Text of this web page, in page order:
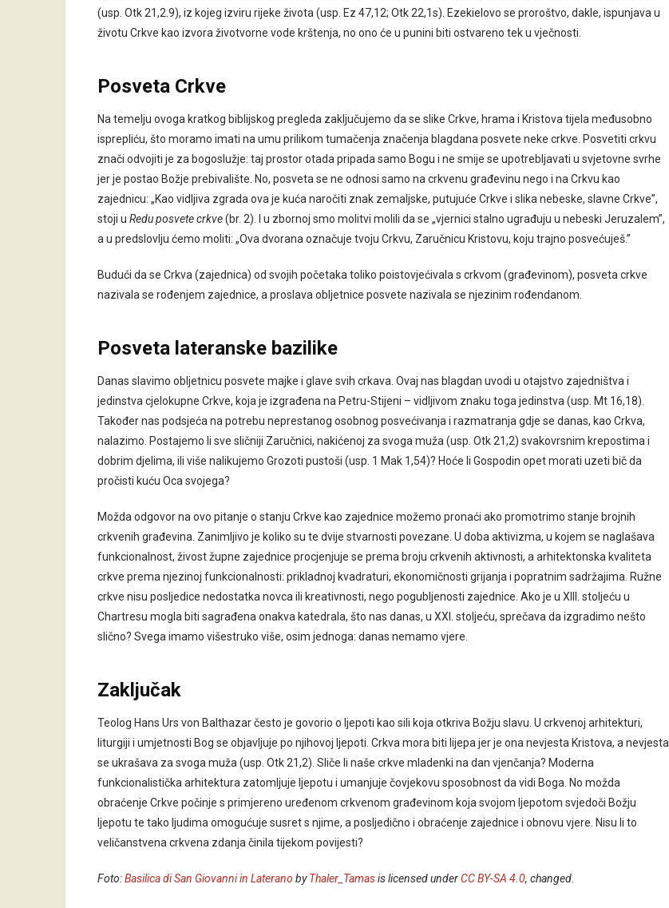
(usp. Otk 21,2.9), iz kojeg izviru rijeke života (usp. Ez 47,12; Otk 22,1s). Ezekielovo se proroštvo, dakle, ispunjava u
životu Crkve kao izvora životvorne vode krštenja, no ono će u punini biti ostvareno tek u vječnosti.
Posveta Crkve
Na temelju ovoga kratkog biblijskog pregleda zaključujemo da se slike Crkve, hrama i Kristova tijela međusobno
isprepliću, što moramo imati na umu prilikom tumačenja značenja blagdana posvete neke crkve. Posvetiti crkvu
znači odvojiti je za bogoslužje: taj prostor otada pripada samo Bogu i ne smije se upotrebljavati u svjetovne svrhe
jer je postao Božje prebivalište. No, posveta se ne odnosi samo na crkvenu građevinu nego i na Crkvu kao
zajednicu: „Kao vidljiva zgrada ova je kuća naročiti znak zemaljske, putujuće Crkve i slika nebeske, slavne Crkve”,
stoji u Redu posvete crkve(br. 2). I u zbornoj smo molitvi molili da se „vjernici stalno ugrađuju u nebeski Jeruzalem”,
a u predslovlju ćemo moliti: „Ova dvorana označuje tvoju Crkvu, Zaručnicu Kristovu, koju trajno posvećuješ.”
Budući da se Crkva (zajednica) od svojih početaka toliko poistovjećivala s crkvom (građevinom), posveta crkve
nazivala se rođenjem zajednice, a proslava obljetnice posvete nazivala se njezinim rođendanom.
Posveta lateranske bazilike
Danas slavimo obljetnicu posvete majke i glave svih crkava. Ovaj nas blagdan uvodi u otajstvo zajedništva i
jedinstva cjelokupne Crkve, koja je izgrađena na Petru-Stijeni – vidljivom znaku toga jedinstva (usp. Mt 16,18).
Također nas podsjeća na potrebu neprestanog osobnog posvećivanja i razmatranja gdje se danas, kao Crkva,
nalazimo. Postajemo li sve sličniji Zaručnici, nakićenoj za svoga muža (usp. Otk 21,2) svakovrsnim krepostima i
dobrim djelima, ili više nalikujemo Grozoti pustoši (usp. 1 Mak 1,54)? Hoće li Gospodin opet morati uzeti bič da
pročisti kuću Oca svojega?
Možda odgovor na ovo pitanje o stanju Crkve kao zajednice možemo pronaći ako promotrimo stanje brojnih
crkvenih građevina. Zanimljivo je koliko su te dvije stvarnosti povezane. U doba aktivizma, u kojem se naglašava
funkcionalnost, živost župne zajednice procjenjuje se prema broju crkvenih aktivnosti, a arhitektonska kvaliteta
crkve prema njezinoj funkcionalnosti: prikladnoj kvadraturi, ekonomičnosti grijanja i popratnim sadržajima. Ružne
crkve nisu posljedice nedostatka novca ili kreativnosti, nego pogubljenosti zajednice. Ako je u XIII. stoljeću u
Chartresu mogla biti sagrađena onakva katedrala, što nas danas, u XXI. stoljeću, sprečava da izgradimo nešto
slično? Svega imamo višestruko više, osim jednoga: danas nemamo vjere.
Zaključak
Teolog Hans Urs von Balthazar često je govorio o ljepoti kao sili koja otkriva Božju slavu. U crkvenoj arhitekturi,
liturgiji i umjetnosti Bog se objavljuje po njihovoj ljepoti. Crkva mora biti lijepa jer je ona nevjesta Kristova, a nevjesta
se ukrašava za svoga muža (usp. Otk 21,2). Sliče li naše crkve mladenki na dan vjenčanja? Moderna
funkcionalistička arhitektura zatomljuje ljepotu i umanjuje čovjekovu sposobnost da vidi Boga. No možda
obraćenje Crkve počinje s primjereno uređenom crkvenom građevinom koja svojom ljepotom svjedoči Božju
ljepotu te tako ljudima omogućuje susret s njime, a posljedično i obraćenje zajednice i obnovu vjere. Nisu li to
veličanstvena crkvena zdanja činila tijekom povijesti?
Foto:Basilica di San Giovanni in Laterano byThaler_Tamasis licensed underCC BY-SA 4.0, changed.